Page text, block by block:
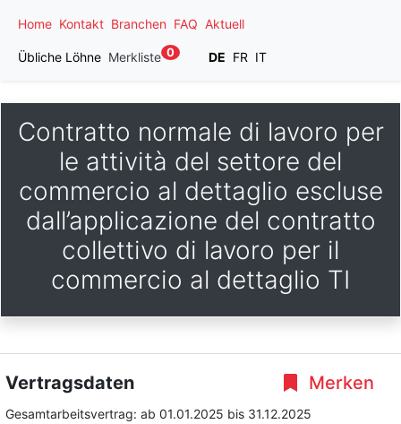
Home Kontakt Branchen FAQ Aktuell
Übliche Löhne Merkliste 0 DE FR IT
Contratto normale di lavoro per
le attività del settore del
commercio al dettaglio escluse
dall’applicazione del contratto
collettivo di lavoro per il
commercio al dettaglio TI
Merken
Vertragsdaten
Gesamtarbeitsvertrag: ab 01.01.2025 bis 31.12.2025